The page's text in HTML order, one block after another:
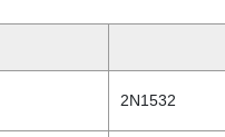
2N1532